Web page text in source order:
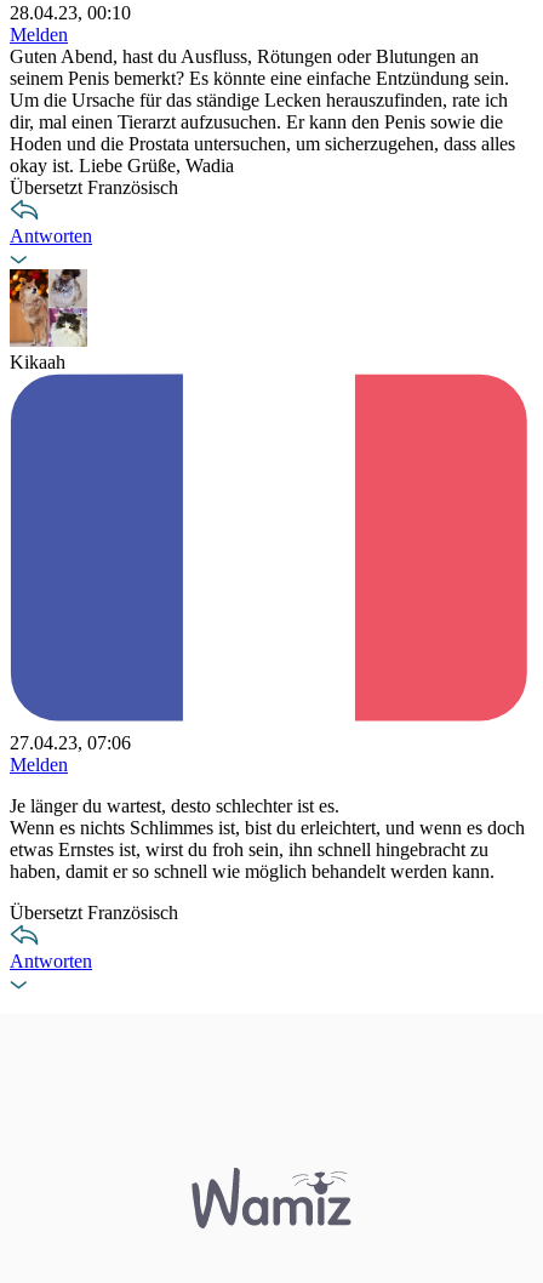
28.04.23, 00:10
Melden
Guten Abend, hast du Ausfluss, Rötungen oder Blutungen an
seinem Penis bemerkt? Es könnte eine einfache Entzündung sein.
Um die Ursache für das ständige Lecken herauszufinden, rate ich
dir, mal einen Tierarzt aufzusuchen. Er kann den Penis sowie die
Hoden und die Prostata untersuchen, um sicherzugehen, dass alles
okay ist. Liebe Grüße, Wadia
Übersetzt Französisch
Antworten
Kikaah
27.04.23, 07:06
Melden
Je länger du wartest, desto schlechter ist es.
Wenn es nichts Schlimmes ist, bist du erleichtert, und wenn es doch
etwas Ernstes ist, wirst du froh sein, ihn schnell hingebracht zu
haben, damit er so schnell wie möglich behandelt werden kann.
Übersetzt Französisch
Antworten